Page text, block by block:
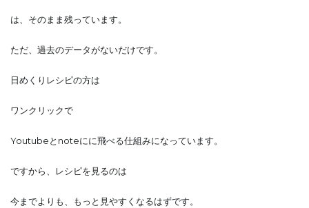
は、そのまま残っています。
ただ、過去のデータがないだけです。
日めくりレシピの方は
ワンクリックで
Youtubeとnoteにに飛べる仕組みになっています。
ですから、レシピを見るのは
今までよりも、もっと見やすくなるはずです。